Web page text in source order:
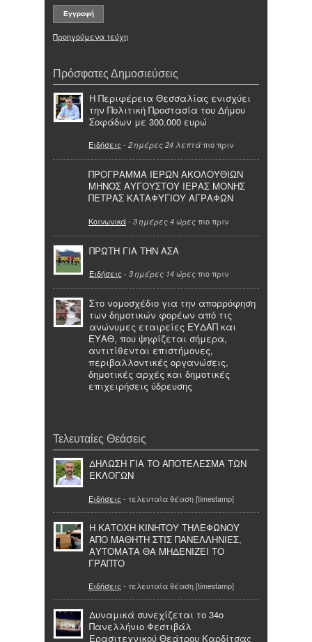
Προηγούμενα τεύχη
Πρόσφατες Δημοσιεύσεις
Η Περιφέρεια Θεσσαλίας ενισχύει
την Πολιτική Προστασία του Δήμου
Σοφάδων με 300.000 ευρώ
Ειδήσεις - 2 ημέρες 24 λεπτά πιο πριν
ΠΡΟΓΡΑΜΜΑ ΙΕΡΩΝ ΑΚΟΛΟΥΘΙΩΝ
ΜΗΝΟΣ ΑΥΓΟΥΣΤΟΥ ΙΕΡΑΣ ΜΟΝΗΣ
ΠΕΤΡΑΣ ΚΑΤΑΦΥΓΙΟΥ ΑΓΡΑΦΩΝ
Κοινωνικά- 3 ημέρες 4 ώρες πιο πριν
ΠΡΩΤΗ ΓΙΑ ΤΗΝ ΑΣΑ
Ειδήσεις - 3 ημέρες 14 ώρες πιο πριν
Στο νομοσχέδιο για την απορρόφηση
των δημοτικών φορέων από τις
ανώνυμες εταιρείες ΕΥΔΑΠ και
ΕΥΑΘ, που ψηφίζεται σήμερα,
αντιτίθενται επιστήμονες,
περιβαλλοντικές οργανώσεις,
δημοτικές αρχές και δημοτικές
επιχειρήσεις ύδρευσης
Τελευταίες Θεάσεις
ΔΗΛΩΣΗ ΓΙΑ ΤΟ ΑΠΟΤΕΛΕΣΜΑ ΤΩΝ
ΕΚΛΟΓΩΝ
Ειδήσεις - τελευταία θέαση [timestamp]
Η ΚΑΤΟΧΗ ΚΙΝΗΤΟΥ ΤΗΛΕΦΩΝΟΥ
ΑΠΟ ΜΑΘΗΤΗ ΣΤΙΣ ΠΑΝΕΛΛΗΝΙΕΣ,
ΑΥΤΟΜΑΤΑ ΘΑ ΜΗΔΕΝΙΖΕΙ ΤΟ
ΓΡΑΠΤΟ
Ειδήσεις - τελευταία θέαση [timestamp]
Δυναμικά συνεχίζεται το 34ο
Πανελλήνιο Φεστιβάλ
Ερασιτεχνικού Θεάτρου Καρδίτσας